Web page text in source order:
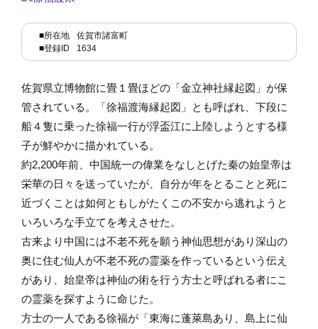
■所在地
佐賀市諸富町
■登録ID
1634
佐賀県立博物館に畳１畳ほどの「金立神社縁起図」が保
管されている。「徐福渡海縁起図」とも呼ばれ、下段に
船４隻に乗った徐福一行が浮盃江に上陸しようとする様
子が鮮やかに描かれている。
約2,200年前、中国統一の偉業をなしとげた秦の始皇帝は
栄華の日々を送っていたが、自分が年をとることと死に
近づくことは如何ともしがたくこの不安から逃れようと
いろいろな手立てを考えさせた。
古来より中国には不老不死を願う神仙思想があり深山の
奥に住む仙人が不老不死の霊薬を作っているという伝え
があり、始皇帝は神仙の術を行う方士と呼ばれる者にこ
の霊薬を探すように命じた。
方士の一人である徐福が「東海に蓬萊島あり、島上に仙